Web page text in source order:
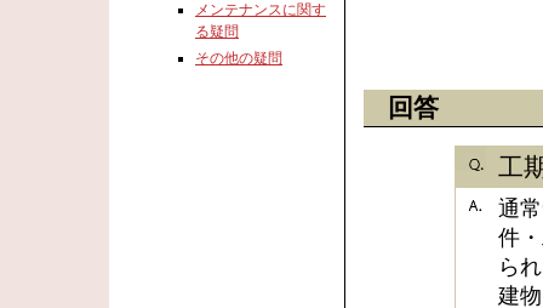
回答
工
通
件
ら
建
メンテナンスに関す
る疑問
その他の疑問